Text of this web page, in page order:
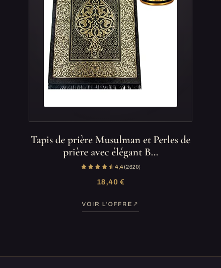
Tapis de prière Musulman et Perles de
prière avec élégant B…
4,4(2 620)
18,40 €
VOIR L'OFFRE